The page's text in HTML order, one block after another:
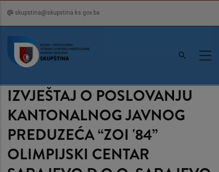
content
skupstina@skupstina.ks.gov.ba
IZVJEŠTAJ O POSLOVANJU
KANTONALNOG JAVNOG
PREDUZEĆA “ZOI '84”
OLIMPIJSKI CENTAR